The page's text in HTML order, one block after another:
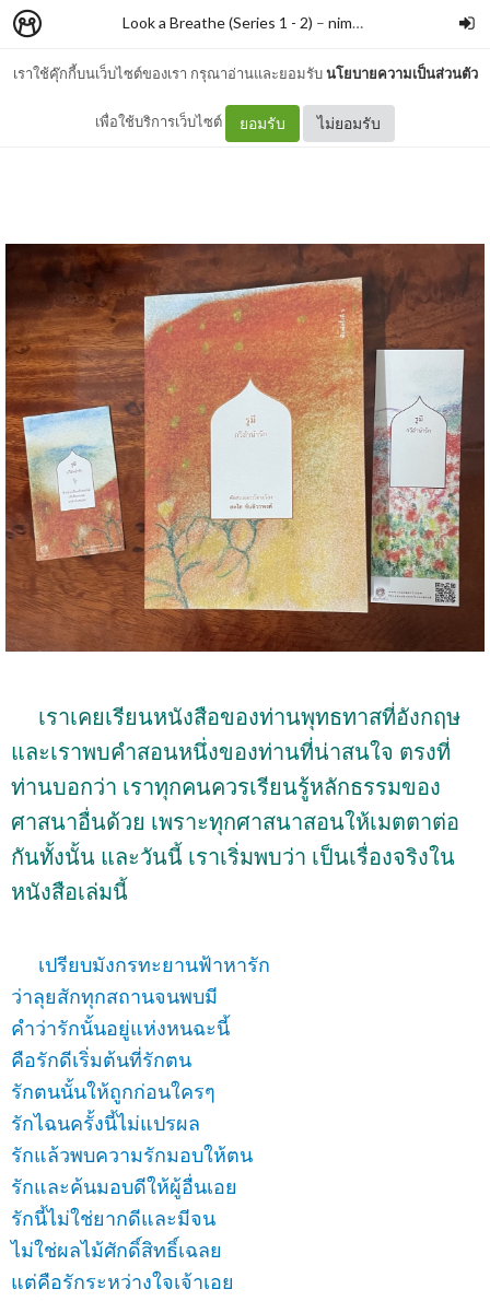
เราใช้คุ๊กกี้บนเว็บไซต์ของเรา กรุณาอ่านและยอมรับนโยบายความเป็นส่วนตัว
เพื่อใช้บริการเว็บไซต์ ยอมรับ ไม่ยอมรับ
Look a Breathe (Series 1 - 2) – nimon
รูมี กวีลำนำรัก
เราเคยเรียนหนังสือของท่านพุทธทาสที่อังกฤษ
และเราพบคำสอนหนึ่งของท่านที่น่าสนใจ ตรงที่
ท่านบอกว่า เราทุกคนควรเรียนรู้หลักธรรมของ
ศาสนาอื่นด้วย เพราะทุกศาสนาสอนให้เมตตาต่อ
กันทั้งนั้น และวันนี้ เราเริ่มพบว่า เป็นเรื่องจริงใน
หนังสือเล่มนี้
เปรียบมังกรทะยานฟ้าหารัก
ว่าลุยสักทุกสถานจนพบมี
คำว่ารักนั้นอยู่แห่งหนฉะนี้
คือรักดีเริ่มต้นที่รักตน
รักตนนั้นให้ถูกก่อนใครๆ
รักไฉนครั้งนี้ไม่แปรผล
รักแล้วพบความรักมอบให้ตน
รักและค้นมอบดีให้ผู้อื่นเอย
รักนี้ไม่ใช่ยากดีและมีจน
ไม่ใช่ผลไม้ศักดิ์สิทธิ์เฉลย
แต่คือรักระหว่างใจเจ้าเอย